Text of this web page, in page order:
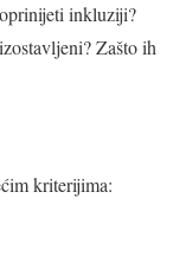
inkluziji?
Zašto ih
kriterijima: